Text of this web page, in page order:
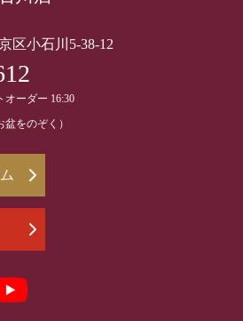
区小石川5-38-12
ーダー 16:30
をのぞく）